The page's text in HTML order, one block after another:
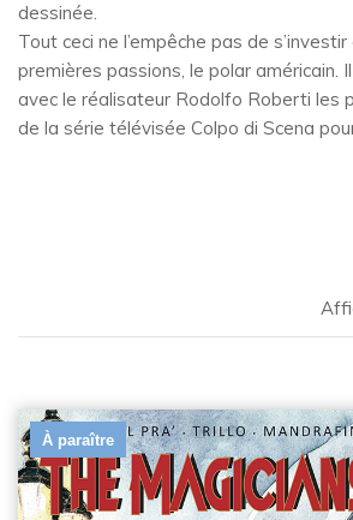
dessinée.
Tout ceci ne l’empêche pas de
premières passions, le polar américain.
avec le réalisateur Rodolfo Roberti les
de la série télévisée Colpo di Scena
À paraître